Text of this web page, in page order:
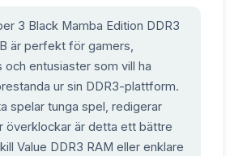
3 Black Mamba Edition DDR3
är perfekt för gamers,
och entusiaster som vill ha
ur sin DDR3-plattform.
spelar tunga spel, redigerar
överklockar är detta ett bättre
Value DDR3 RAM eller enklare